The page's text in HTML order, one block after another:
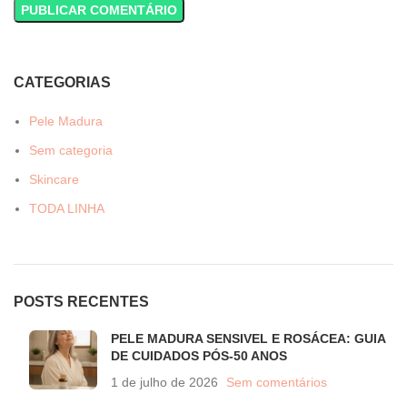
CATEGORIAS
Pele Madura
Sem categoria
Skincare
TODA LINHA
POSTS RECENTES
PELE MADURA SENSIVEL E ROSÁCEA: GUIA
DE CUIDADOS PÓS-50 ANOS
1 de julho de 2026
Sem comentários